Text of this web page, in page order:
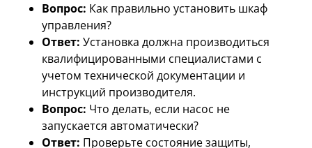
Вопрос: Как правильно установить шкаф
управления?
Ответ: Установка должна производиться
квалифицированными специалистами с
учетом технической документации и
инструкций производителя.
Вопрос: Что делать, если насос не
запускается автоматически?
Ответ: Проверьте состояние защиты,